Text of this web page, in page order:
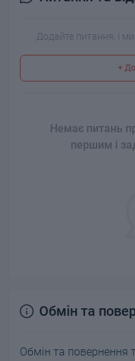
Додайте питання, і
+
Немає питань
першим і
Обмін та
Обмін та повернення